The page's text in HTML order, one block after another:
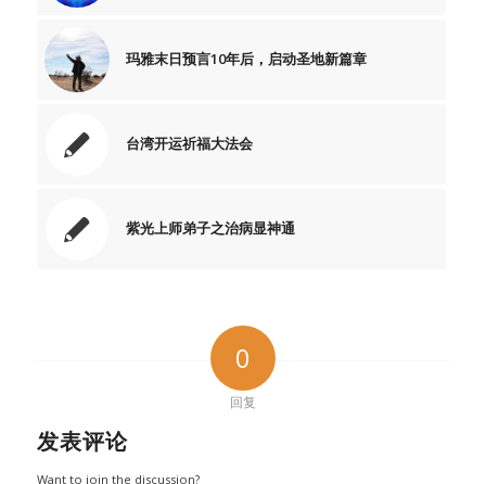
玛雅末日预言10年后，启动圣地新篇章
台湾开运祈福大法会
紫光上师弟子之治病显神通
0
回复
发表评论
Want to join the discussion?